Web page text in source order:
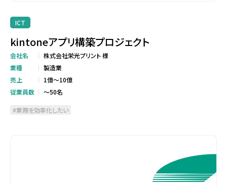
ICT
kintoneアプリ構築プロジェクト
会社名
株式会社栄光プリント 様
業種
製造業
売上
1億～10億
従業員数
～50名
業務を効率化したい